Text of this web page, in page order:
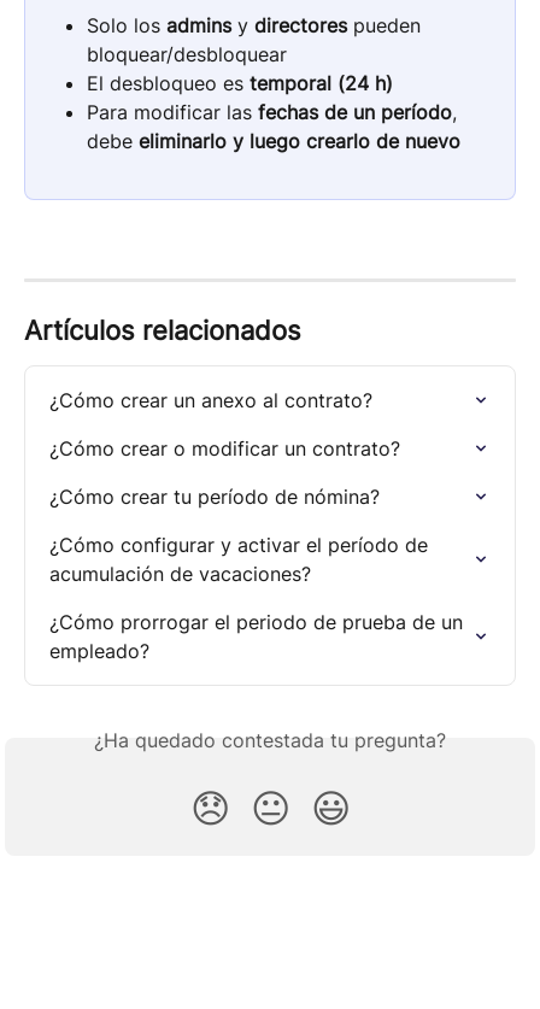
Solo los admins y directores pueden
bloquear/desbloquear
El desbloqueo es temporal (24 h)
Para modificar las fechas de un período,
debe eliminarlo y luego crearlo de nuevo
Artículos relacionados
¿Cómo crear un anexo al contrato?
¿Cómo crear o modificar un contrato?
¿Cómo crear tu período de nómina?
¿Cómo configurar y activar el período de
acumulación de vacaciones?
¿Cómo prorrogar el periodo de prueba de un
empleado?
¿Ha quedado contestada tu pregunta?
😞 😐 😃